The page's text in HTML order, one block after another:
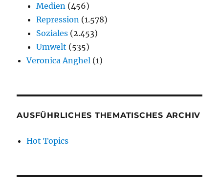
Medien (456)
Repression (1.578)
Soziales (2.453)
Umwelt (535)
Veronica Anghel (1)
AUSFÜHRLICHES THEMATISCHES ARCHIV
Hot Topics